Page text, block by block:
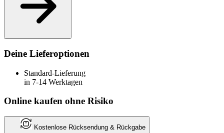
Deine Lieferoptionen
Standard-Lieferung
in 7-14 Werktagen
Online kaufen ohne Risiko
Kostenlose Rücksendung & Rückgabe